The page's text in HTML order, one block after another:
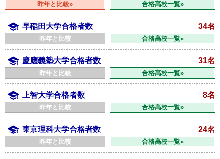
昨年と比較» 合格高校一覧»
早稲田大学合格者数 34名
昨年と比較 合格高校一覧»
慶應義塾大学合格者数 31名
昨年と比較 合格高校一覧»
上智大学合格者数 8名
昨年と比較 合格高校一覧»
東京理科大学合格者数 24名
昨年と比較 合格高校一覧»